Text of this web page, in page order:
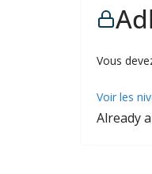
Vous
Voir les
Already